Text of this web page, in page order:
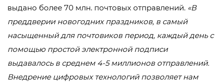
выдано более 70 млн. почтовых отправлений. «В
преддверии новогодних праздников, в самый
насыщенный для почтовиков период, каждый день с
помощью простой электронной подписи
выдавалось в среднем 4-5 миллионов отправлений.
Внедрение цифровых технологий позволяет нам